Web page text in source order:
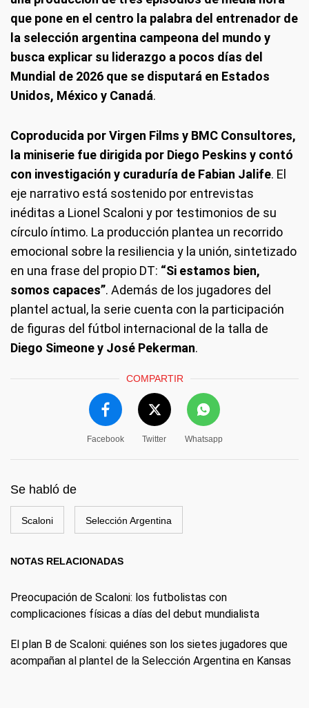
que pone en el centro la palabra del entrenador de
la selección argentina campeona del mundo y
busca explicar su liderazgo a pocos días del
Mundial de 2026 que se disputará en Estados
Unidos, México y Canadá.
Coproducida por Virgen Films y BMC Consultores,
la miniserie fue dirigida por Diego Peskins y contó
con investigación y curaduría de Fabian Jalife. El
eje narrativo está sostenido por entrevistas
inéditas a Lionel Scaloni y por testimonios de su
círculo íntimo. La producción plantea un recorrido
emocional sobre la resiliencia y la unión, sintetizado
en una frase del propio DT: “Si estamos bien,
somos capaces”. Además de los jugadores del
plantel actual, la serie cuenta con la participación
de figuras del fútbol internacional de la talla de
Diego Simeone y José Pekerman.
COMPARTIR
Facebook Twitter Whatsapp
Se habló de
Scaloni Selección Argentina
NOTAS RELACIONADAS
Preocupación de Scaloni: los futbolistas con
complicaciones físicas a días del debut mundialista
El plan B de Scaloni: quiénes son los sietes jugadores que
acompañan al plantel de la Selección Argentina en Kansas